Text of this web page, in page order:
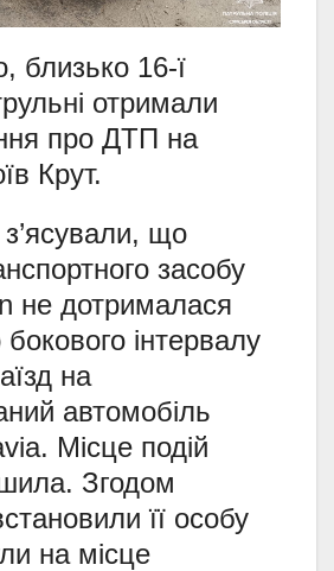
близько 16-ї
отримали
про ДТП на
Крут.
з’ясували, що
засобу
не дотрималася
інтервалу
на
автомобіль
Місце подій
Згодом
її особу
на місце